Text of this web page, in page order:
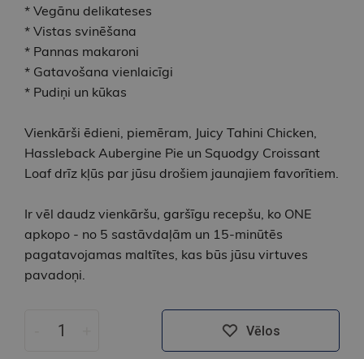
* Vegānu delikateses
* Vistas svinēšana
* Pannas makaroni
* Gatavošana vienlaicīgi
* Pudiņi un kūkas
Vienkārši ēdieni, piemēram, Juicy Tahini Chicken,
Hassleback Aubergine Pie un Squodgy Croissant
Loaf drīz kļūs par jūsu drošiem jaunajiem favorītiem.
Ir vēl daudz vienkāršu, garšīgu recepšu, ko ONE
apkopo - no 5 sastāvdaļām un 15-minūtēs
pagatavojamas maltītes, kas būs jūsu virtuves
pavadoņi.
Vēlos